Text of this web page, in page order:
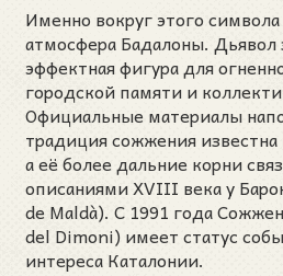
Именно вокруг этого
атмосфера Бадалоны. Дьявол
эффектная фигура для
городской памяти и
Официальные материалы
традиция сожжения
а её более дальние корни
описаниями XVIII века у
de Maldà). С 1991 года
del Dimoni) имеет статус
интереса Каталонии.